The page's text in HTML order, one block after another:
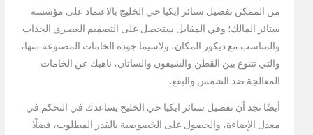
من الممكن تفصيل ستائر ايكيا حي الخليج بالاعتماد على مؤسسة
ستائر المالك؛ وفي المقابل ستحصل على التصميم العصري الجذاب
والمناسب مع ديكور المكان، ولاسيما جودة الخامات المصنوعة منها،
والتي تتنوع بين القطن والشيفون والساتان، ناهيك عن الخامات
المعالجة ضد الشمس والبقع.
أيضًا نجد أن تفصيل ستائر ايكيا حي الخليج يساعدك في التحكم في
معدل الإضاءة، والحصول على الخصوصية بالقدر المطلوب، فضلًا